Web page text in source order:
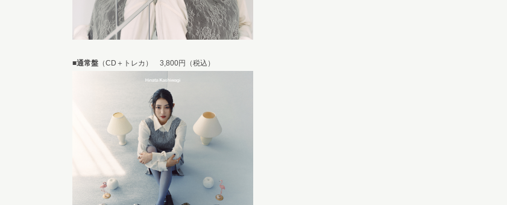
■通常盤 （CD＋トレカ） 3,800円（税込）